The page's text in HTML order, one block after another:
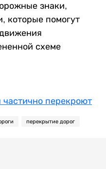
знаки,
которые помогут
схеме
частично перекроют
перекрытие дорог